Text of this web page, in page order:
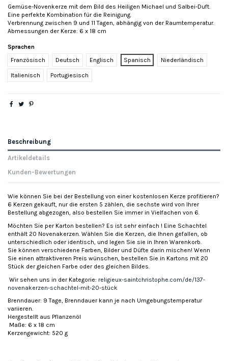
(1 Bewertung)
Gemüse-Novenkerze mit dem Bild des Heiligen Michael und Salbei-Duft.
Eine perfekte Kombination für die Reinigung.
Verbrennung zwischen 9 und 11 Tagen, abhängig von der Raumtemperatur.
Abmessungen der Kerze: 6 x 18 cm
Sprachen
Französisch
Deutsch Englisch Spanisch Niederländisch
Italienisch Portugiesisch
Beschreibung
Artikeldetails
Kunden-Bewertungen
Wie können Sie bei der Bestellung von einer kostenlosen Kerze profitieren?
6 Kerzen gekauft, nur die ersten 5 zählen, die sechste wird von Ihrer
Bestellung abgezogen, also bestellen Sie immer in Vielfachen von 6.
Möchten Sie per Karton bestellen? Es ist sehr einfach ! Eine Schachtel
enthält 20 Novenakerzen. Wählen Sie die Kerzen, die Ihnen gefallen, ob
unterschiedlich oder identisch, und legen Sie sie in Ihren Warenkorb.
Sie können verschiedene Farben, Bilder und Düfte darin mischen! Wenn
Sie einen attraktiveren Preis wünschen, bestellen Sie in Kartons mit 20
Stück der gleichen Farbe oder des gleichen Bildes.
Wir sehen uns in der Kategorie: religieux-saintchristophe.com/de/137-
novenakerzen-schachtel-mit-20-stück
Brenndauer: 9 Tage, Brenndauer kann je nach Umgebungstemperatur
variieren.
Hergestellt aus Pflanzenöl
Maße: 6 x 18 cm
Kerzengewicht: 520 g